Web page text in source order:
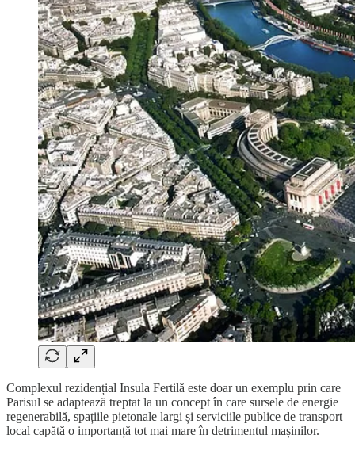
Complexul rezidențial Insula Fertilă este doar un exemplu prin care
Parisul se adaptează treptat la un concept în care sursele de energie
regenerabilă, spațiile pietonale largi și serviciile publice de transport
local capătă o importanță tot mai mare în detrimentul mașinilor.